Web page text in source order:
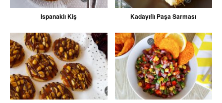
Ispanaklı Kiş Kadayıflı Paşa Sarması